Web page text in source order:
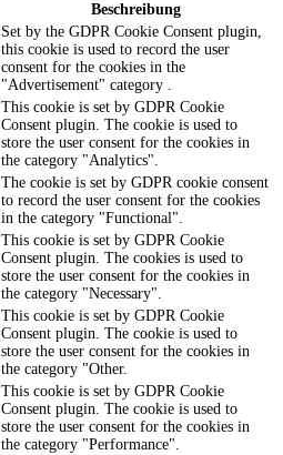
Beschreibung
Set by the GDPR Cookie Consent plugin,
this cookie is used to record the user
consent for the cookies in the
"Advertisement" category .
This cookie is set by GDPR Cookie
Consent plugin. The cookie is used to
store the user consent for the cookies in
the category "Analytics".
The cookie is set by GDPR cookie consent
to record the user consent for the cookies
in the category "Functional".
This cookie is set by GDPR Cookie
Consent plugin. The cookies is used to
store the user consent for the cookies in
the category "Necessary".
This cookie is set by GDPR Cookie
Consent plugin. The cookie is used to
store the user consent for the cookies in
the category "Other.
This cookie is set by GDPR Cookie
Consent plugin. The cookie is used to
store the user consent for the cookies in
the category "Performance".